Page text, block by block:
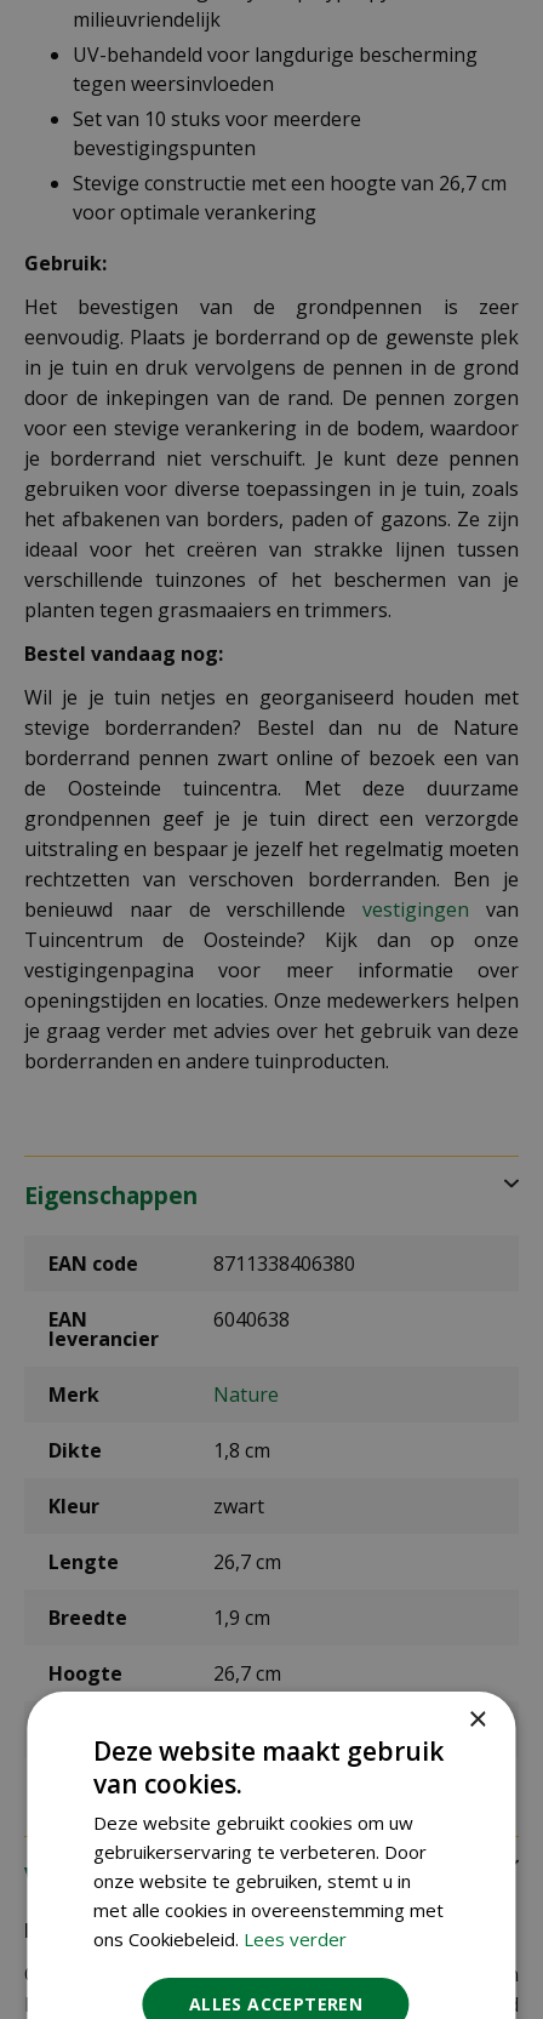
milieuvriendelijk
UV-behandeld voor langdurige bescherming
tegen weersinvloeden
Set van 10 stuks voor meerdere
bevestigingspunten
Stevige constructie met een hoogte van 26,7 cm
voor optimale verankering
Gebruik:
Het bevestigen van de grondpennen is zeer
eenvoudig. Plaats je borderrand op de gewenste plek
in je tuin en druk vervolgens de pennen in de grond
door de inkepingen van de rand. De pennen zorgen
voor een stevige verankering in de bodem, waardoor
je borderrand niet verschuift. Je kunt deze pennen
gebruiken voor diverse toepassingen in je tuin, zoals
het afbakenen van borders, paden of gazons. Ze zijn
ideaal voor het creëren van strakke lijnen tussen
verschillende tuinzones of het beschermen van je
planten tegen grasmaaiers en trimmers.
Bestel vandaag nog:
Wil je je tuin netjes en georganiseerd houden met
stevige borderranden? Bestel dan nu de Nature
borderrand pennen zwart online of bezoek een van
de Oosteinde tuincentra. Met deze duurzame
grondpennen geef je je tuin direct een verzorgde
uitstraling en bespaar je jezelf het regelmatig moeten
rechtzetten van verschoven borderranden. Ben je
benieuwd naar de verschillendevestigingen van
Tuincentrum de Oosteinde? Kijk dan op onze
vestigingenpagina voor meer informatie over
openingstijden en locaties. Onze medewerkers helpen
je graag verder met advies over het gebruik van deze
borderranden en andere tuinproducten.
Eigenschappen
EAN code 8711338406380
EAN
leverancier
6040638
Merk Nature
Dikte 1,8 cm
Kleur zwart
Lengte 26,7 cm
Breedte 1,9 cm
Hoogte 26,7 cm
Verzending
Bezorging:
Om uw bestelling goed en veilig bij u thuis te laten
bezorgen maken wij gebruik van PostNL. De levertijd
×
Deze website maakt gebruik
van cookies.
Deze website gebruikt cookies om uw
gebruikerservaring te verbeteren. Door
onze website te gebruiken, stemt u in
met alle cookies in overeenstemming met
ons Cookiebeleid. Lees verder
ALLES ACCEPTEREN